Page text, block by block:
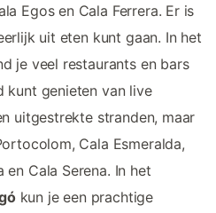
Egos en Cala Ferrera. Er is
uit eten kunt gaan. In het
je veel restaurants en bars
kunt genieten van live
uitgestrekte stranden, maar
Cala Esmeralda,
en Cala Serena. In het
kun je een prachtige